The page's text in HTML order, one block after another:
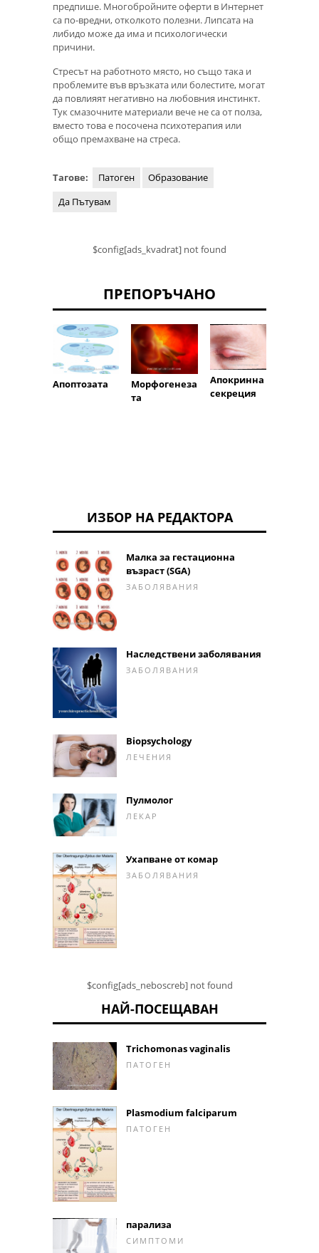
предпише. Многобройните оферти в Интернет
са по-вредни, отколкото полезни. Липсата на
либидо може да има и психологически
причини.
Стресът на работното място, но също така и
проблемите във връзката или болестите, могат
да повлияят негативно на любовния инстинкт.
Тук смазочните материали вече не са от полза,
вместо това е посочена психотерапия или
общо премахване на стреса.
Тагове: Патоген
Образование
Да Пътувам
$config[ads_kvadrat] not found
ПРЕПОРЪЧАНО
Апоптозата
Морфогенеза
та
Апокринна
секреция
ИЗБОР НА РЕДАКТОРА
Малка за гестационна
възраст (SGA)
ЗАБОЛЯВАНИЯ
Наследствени заболявания
ЗАБОЛЯВАНИЯ
Biopsychology
ЛЕЧЕНИЯ
Пулмолог
ЛЕКАР
Ухапване от комар
ЗАБОЛЯВАНИЯ
$config[ads_neboscreb] not found
НАЙ-ПОСЕЩАВАН
Trichomonas vaginalis
ПАТОГЕН
Plasmodium falciparum
ПАТОГЕН
парализа
СИМПТОМИ